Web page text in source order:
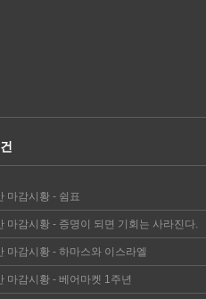
마감시황 - 쉼표
마감시황 - 증명이 되면 기회는 사라진다.
마감시황 - 하마스와 이스라엘
마감시황 - 베어마켓 1주년